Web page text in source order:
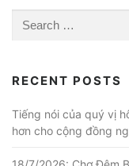
for:
RECENT POSTS
Tiếng nói của quý vị
hơn cho cộng đồng